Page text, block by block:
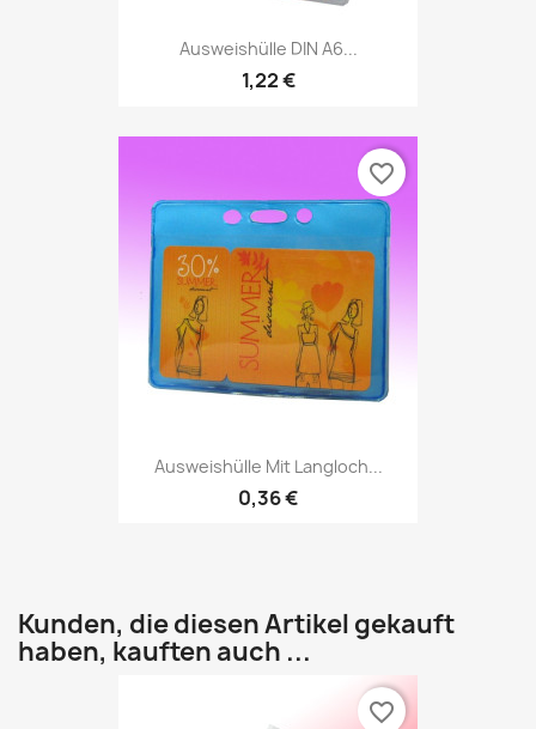
Ausweishülle DIN A6...
1,22 €
Ausweishülle Mit Langloch...
0,36 €
favorite_border
Kunden, die diesen Artikel gekauft
haben, kauften auch ...
favorite_border